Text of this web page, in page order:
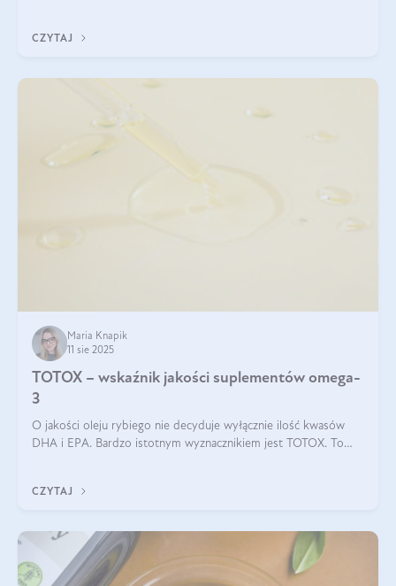
CZYTAJ
Maria Knapik
11 sie 2025
TOTOX – wskaźnik jakości suplementów omega-
3
O jakości oleju rybiego nie decyduje wyłącznie ilość kwasów
DHA i EPA. Bardzo istotnym wyznacznikiem jest TOTOX. To
CZYTAJ